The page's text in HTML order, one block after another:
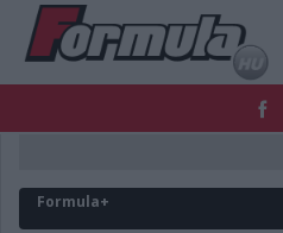
FORMULA
Formula+